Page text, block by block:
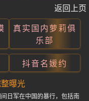
返回上页
真实国内萝莉俱
乐部
抖音名媛约
曝光
日军在中国的暴行，包括南